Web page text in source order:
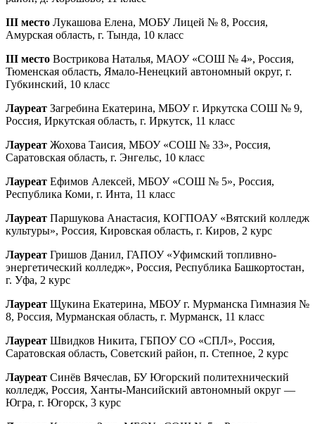
III место Лукашова Елена, МОБУ Лицей № 8, Россия,
Амурская область, г. Тында, 10 класс
III место Вострикова Наталья, МАОУ «СОШ № 4», Россия,
Тюменская область, Ямало-Ненецкий автономный округ, г.
Губкинский, 10 класс
Лауреат Загребина Екатерина, МБОУ г. Иркутска СОШ № 9,
Россия, Иркутская область, г. Иркутск, 11 класс
Лауреат Жохова Таисия, МБОУ «СОШ № 33», Россия,
Саратовская область, г. Энгельс, 10 класс
Лауреат Ефимов Алексей, МБОУ «СОШ № 5», Россия,
Республика Коми, г. Инта, 11 класс
Лауреат Паршукова Анастасия, КОГПОАУ «Вятский колледж
культуры», Россия, Кировская область, г. Киров, 2 курс
Лауреат Гришов Данил, ГАПОУ «Уфимский топливно-
энергетический колледж», Россия, Республика Башкортостан,
г. Уфа, 2 курс
Лауреат Щукина Екатерина, МБОУ г. Мурманска Гимназия №
8, Россия, Мурманская область, г. Мурманск, 11 класс
Лауреат Швидков Никита, ГБПОУ СО «СПЛ», Россия,
Саратовская область, Советский район, п. Степное, 2 курс
Лауреат Синёв Вячеслав, БУ Югорский политехнический
колледж, Россия, Ханты-Мансийский автономный округ —
Югра, г. Югорск, 3 курс